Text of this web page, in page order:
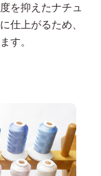
を抑えたナチュ
仕上がるため、
す。